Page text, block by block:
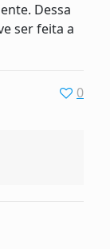
Dessa
ser feita a
0